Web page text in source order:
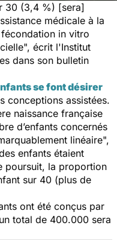
30 (3,4 %) [sera]
médicale à la
in vitro
écrit l'Institut
dans son bulletin
se font désirer
conceptions assistées.
naissance française
d’enfants concernés
linéaire",
enfants étaient
poursuit, la proportion
sur 40 (plus de
ont été conçus par
total de 400.000 sera